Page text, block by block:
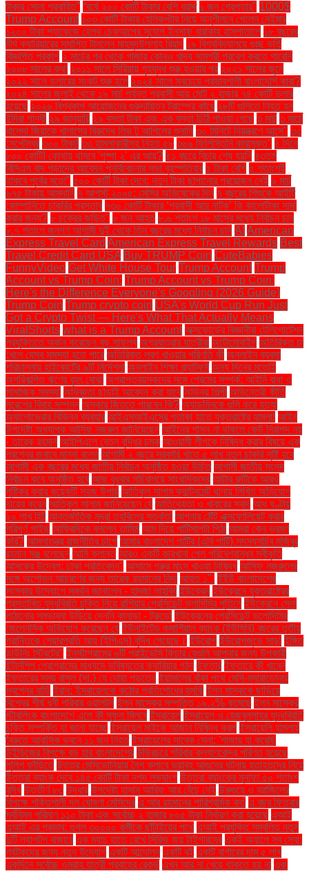
টাকার সোনা প্রবাহিত” “বর্ষে ২০০ কোটি টাকার বেশি বরাদ্দ ১ জন গ্রেপ্তার" 1000$
Trump Account ১০৩ কোটি টাকার হেলিকপ্টার নিয়ে অনুশীলনে গেলেন নেইমার
১২০০ টাকা প্যাকেজে হেলথ চেকআপের সুযোগ ইনসাফ বারাকাহ হাসপাতালে ১৮ বছরের
দীর্ঘ ক্যারিয়ারের সমাপ্তি টানলেন মাহমুদউল্লাহ রিয়াদ ১৯ বিশ্ববিদ্যালয়ে গুচ্ছ ভর্তি
বিজ্ঞপ্তি প্রকাশ ২ মার্চের পর থেকে গাজায় কোনও খাদ্য সামগ্রী প্রবেশ করতে পারেনি
২০০৮ সালের কথা ২০১১ সালে সিরিয়ায় গৃহযুদ্ধ শুরু হওয়ার পর ২০২১ সালের জুনে
২০২২ সালে ডলারের সংকট শুরু হলে ২০২৪ সালে সবচেয়ে প্রভাবশালী বাংলাদেশি কারা?
২০২৪ সালের জুলাই থেকে ১৯ মার্চ পর্যন্ত প্রবাসী আয় মোট ২ হাজার ৭৪ কোটি ডলার
হয়েছে ২০২৬ বিশ্বকাপ আয়োজনের গুরুদায়িত্ব ট্রাম্পের কাঁধে ২৮টি গুলিতে নিহত হন
ইন্দিরা গান্ধী ২৯ জানুয়ারি ২৯ বস্তা টাকা এবং এক বস্তা চিঠি পাওয়া গেছে ৩ মার্চ ৩ মার্চে
খালেদা জিয়াকে খালাসের বিরুদ্ধে লিভ টু আপিলের শুনানি ৩০ মিনিটে নিয়ন্ত্রণে আসে" ৩০
সেপ্টেম্বর ৩০০ টাকা! ৩৩ হামলাকারীসহ নিহত ৫৮ ৩৬৯ ফিলিস্তিনি কারামুক্ত" ৪ দিনে
৮০০ কোটি! কোথায় থামবে 'পুষ্পা ২' এর আয়? ৪১ বছরে বিচার শেষ হয়নি ৪৩তম
বিসিএস বাদ পড়াদের আবেদন পুনর্বিবেচনার সভা বৃহস্পতিবার ৫ টাকা বেশি ৫ শতাংশই
থাকবে পূর্বের মতো" ৫০০ কোটি টাকা দেবে: নতুন টাকা ছাপানোর প্রয়োজন নেই ৬ মার্চ
৬৭৫ টাকায় আমদানি ৭ আগস্ট ২০০৫: মেসির অভিষেকের দিন ৭ বছরের শিশুকে আইটি
কোম্পানিতে চাকরির প্রস্তাব ৭৩০ কোটি টাকার ‘প্রবাসী আয় নাটক’ কি কালোটাকা সাদা
করার জন্য? ৮ চক্রের জড়িত" ৮ জন আহত ৮.৬ শতাংশ ১৮ মাসের মধ্যে নির্বাচন চান
৮.৭ শতাংশ জনগণ আগামী দুই থেকে তিন বছরের মধ্যে নির্বাচন চান AI American
Express Travel Card American Express Travel Rewards Best
Travel Credit Card USA Buy TRUMP Coin CuteBabies
FunnyVideo Get White House Tour Trump Account Trump
Account vs Trump Coin: Trump Account vs Trump Coin:
Here's the Difference Everyone's Googling (2026 Guide)
Trump Coin Trump crypto coin USA's World Cup Run Just
Got a Crypto Twist — Here's What That Actually Means
ViralShorts what is a Trump Account অক্সফোর্ডের বিজ্ঞানীরা টেলিপোর্টেশন
প্রযুক্তিতে অর্জন করেছেন বড় সাফল্য অগ্রযাত্রার যাত্রীরা অটোমোবাইল অতিরিক্ত চা
খেলে যেসব সমস্যা হতে পারে অতিরিক্ত লবণ খাওয়ার পরিণতি কী অনলাইন ব্যবসা
পরিচালনায় হাইকোর্টের ৯টি নির্দেশনা অনলাইন শিক্ষা প্ল্যাটফর্ম অন্য দিনের মতোই
অপরিকল্পিত ঋণের বৃহৎ বোঝা অপ্রাপ্তবয়স্কদের সঙ্গে প্রেমের সম্পর্ক: আইনি বাধা ও
সামাজিক সমস্যা অভিজ্ঞতা ছাড়াই আবেদন করা যাবে অভিনয় শিল্পী অভিনেত্রী কীর্তি
সুরেশের বিবাহ সম্পন্ন অস্কার জিততে পারবেন কি? অ্যাডমিনকে গুলি করে হত্যা
অ্যালোভেরার বিভিন্ন ব্যবহার আইএসআইএসের পতাকা হাতে যুক্তরাষ্ট্রে হামলা! আইন
উপদেষ্টা অধ্যাপক আসিফ নজরুল জানিয়েছেন আইনের শাসন না থাকলে কেউ নিরাপদ নয়
- তারেক রহমান আইপিএলে বেতন বৃদ্ধির চমক আওয়ামী লীগকে নিষিদ্ধ করার বিষয়ে এক
প্রশ্নের জবাবে মান্না বলেন আগামী ২ বছরে সরকারি খাতে ৫ লাখ নতুন চাকরি সৃষ্টি হবে
আগামী এক বছরের মধ্যে জাতীয় নির্বাচন অনুষ্ঠিত হওয়া উচিত আগামী জাতীয় সংসদ
নির্বাচন কবে অনুষ্ঠিত হবে আজ বুধবার সচিবালয়ে সাংবাদিকদের আটার রুটিকে আরও
পুষ্টিকর করার কয়েকটি সহজ উপায় আতিকুল সালাম ক্যান্টনমেন্ট থানায় লিখিত অভিযোগ
দায়ের করেন আতিকুল সালাম জানিয়েছেন যে আতিথেয়তা ও খাবারের স্বাদ আধ ঘণ্টায়
২০ লাখ হিট আন্তর্জাতিক মুদ্রা তহবিলের সতর্কতা আপনার ঠোঁট এক্সফোলিয়েট করার
পরিপূর্ণ গাইড আফ্রিদিকে বললেন তামিম আম দিয়ে পাটিসাপটা পিঠা আমরা কেন ভ্রমণ
করি? আমলাতন্ত্র রাজনীতির চাপে আমার বাংলাদেশ পার্টির (এবি পার্টি) সদস্যসচিব মজিবুর
রহমান মঞ্জু বলেছেন আমি ক্লান্ত আরও একটি কারখানা পেল পরিবেশবান্ধব স্বীকৃতি
আসকের উদ্বেগ: ঢাকা প্রতিবেদন" আসামে গরুর মাংস খাওয়া নিষিদ্ধ আসিফ নজরুলের
সঙ্গে অশোভন আচরণের জন্য তারেক রহমানের নিন্দা আহত ১". ইইউ বাংলাদেশের
সংস্কার উদ্যোগে সমর্থন জানালেন - হাদজা লাহবিব ইউক্রেন ইউক্রেনে যুক্তরাষ্ট্রের
প্রস্তাবিত যুদ্ধবিরতি চুক্তি নিয়ে রাশিয়ার প্রেসিডেন্ট ভ্লাদিমির পুতিনে ইউক্রেনে সেনা
পাঠানোর সম্ভাবনা উড়িয়ে দেননি কানাডা - ট্রুডো ইউক্রেনের প্রেসিডেন্ট ভলোদিমির
জেলেনস্কি অভিযোগ করেছেন যে ইউনাইটেড কমার্শিয়াল ব্যাংক (ইউসিবি) বছরের তৃতীয়
প্রান্তিকে শেয়ারপ্রতি আয় (ইপিএস) বৃদ্ধি পেয়েছে। ইউরোপ ইউরোপজুড়ে সাড়া ইঙ্গিত
ডাউনিং স্ট্রিটের" ইনস্টাগ্রামের ৬টি প্রাইভেসি ফিচার যেগুলি আপনার জন্য উপকারী
ইন্টার্নশিপ প্রোগ্রামের মাধ্যমে ভবিষ্যতের ক্যারিয়ার গঠন ইফতার ইফতারে কী খাবেন
ইফতারের সময় রাসুল (সা.) যে দোয়া পড়তেন ইয়ামালের বাঁকা পথে মেসি-ম্যারাডোনার
স্বপ্নের বাড়ি ইরান: ইসরায়েলকে কঠোর প্রতিশোধের হুমকি ইলন মাস্ককে ছাড়িয়ে
বিশ্বের শীর্ষ ধনী পরিবার ওয়ালটন ইলন মাস্কের সম্পত্তি ১৯.২% কমেছে ইলন মাস্কের
স্টারলিংক বাংলাদেশে এলে কী সুফল মিলবে ইসরায়েল ইসরায়েল ও হেজবুল্লাহর যুদ্ধবিরতি
চুক্তি সম্পর্কিত যা জানা যাচ্ছে ইসরায়েল মাইকে আজান নিষিদ্ধ করল ইসরায়েলি হামলায়
বৈরুতে আবাসিক ভবনে ১১ জন নিহত ইসরায়েলের সাবেক সেনা: 'গাজায় যা করেছি
উইন্ডিজের বিপক্ষে বড় হার বাংলাদেশের উড়িরচরে পরিবার কল্যাণকেন্দ্র পরিণত হয়েছে
পুলিশ ফাঁড়িতে উত্তর মেসিডোনিয়ায় নৈশ ক্লাবে ভয়াবহ আগুনের ঘটনায় হতাহতদের নিয়ে
উত্তরা ব্যাংক দেবে ১৪৫ কোটি টাকা নগদ লভ্যাংশ উত্তরা ব্যাংকের মুনাফা ৫০ শতাংশ
বৃদ্ধি উত্তীর্ণ ৮৩ উদ্ধার উপদেষ্টা হাসান আরিফ আর বেঁচে নেই উরুগুয়ে ও ব্রাজিলের
বিপক্ষে শক্তিশালী দল ঘোষণা মেসিদের এ আর রহমানের পারিশ্রমিক কত এ বছর ফিতরার
সর্বনিম্ন পরিমাণ ১১০ টাকা এবং সর্বোচ্চ ২ হাজার ৮০৫ টাকা নির্ধারণ করা হয়েছে এআই
এআই এর প্রভাব: গুগল ৩০০০০ কর্মীকে ছাঁটাইয়ের পথে এআই প্রযুক্তি সম্বলিত নতুন
দুটি ল্যাপটপ বাজারে এক ম্যাচ হাতে রেখে সিরিজ জয় টাইগারদের একই অ্যাপে সব সেবা:
পর্যটকদের জন্য নতুন উদ্যোগ একটি আন্দোলন একটি বই একটি বার্গারের দাম ৫ লাখ
একদিনে সর্বোচ্চ ওমরাহ যাত্রী প্রবাহের রেকর্ড এখন আর না খেয়ে থাকতে হয় না এবং